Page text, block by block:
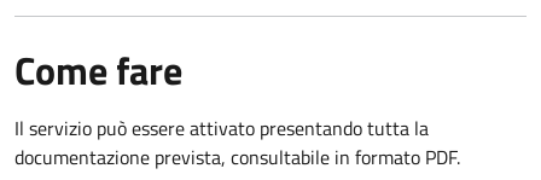
Come fare
Il servizio può essere attivato presentando tutta la
documentazione prevista, consultabile in formato PDF.